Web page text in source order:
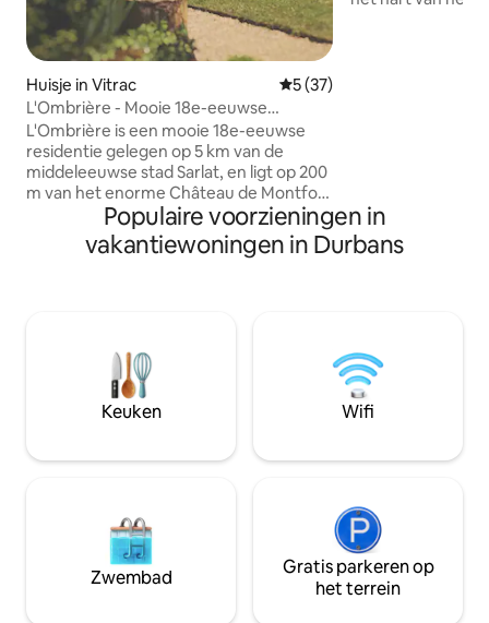
Huisje in Vitrac Gemiddelde beoordeling
5 (37)
L'Ombrière - Mooie 18e-eeuwse
residentie
L'Ombrière is een mooie 18e-eeuwse
residentie gelegen op 5 km van de
middeleeuwse stad Sarlat, en ligt op 200
m van het enorme Château de Montfort
, dat ook een fascinerend dorp is in de
Dordogne vallei. Prachtig panoramisch
uitzicht op de vallei van de Dordogne en
mooie slaapkamers, elk met een en suite
badkamer en eigen toilet. De 2
zolderkamers zijn uitgerust met
airconditioning.
wandelingen op onze
aanwezig.
Populaire voorzieningen in
vakantiewoningen in Durbans
Keuken Wifi
Zwembad
Gratis parkeren op
het terrein